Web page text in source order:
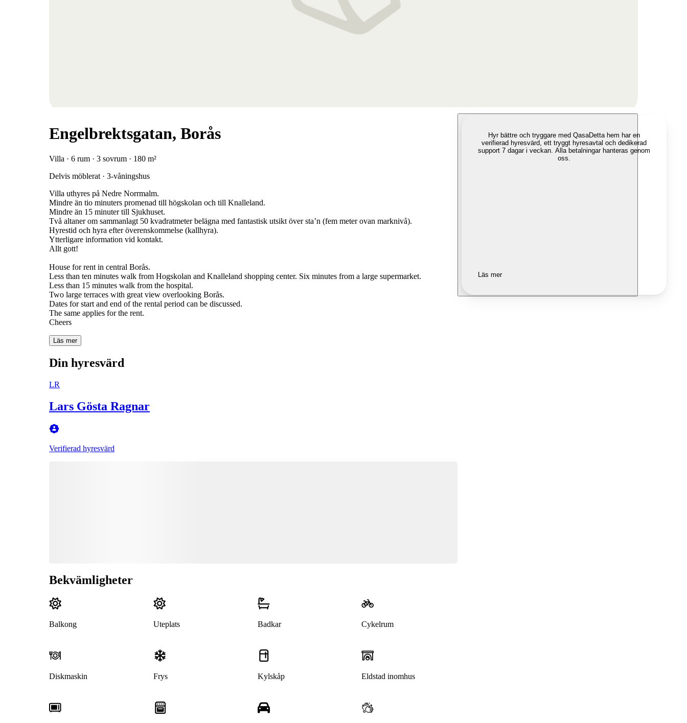
Engelbrektsgatan, Borås
Villa · 6 rum · 3 sovrum · 180 m²
Delvis möblerat · 3-våningshus
Villa uthyres på Nedre Norrmalm.
Mindre än tio minuters promenad till högskolan och till Knalleland.
Mindre än 15 minuter till Sjukhuset.
Två altaner om sammanlagt 50 kvadratmeter belägna med fantastisk utsikt över sta’n (fem meter ovan marknivå).
Hyrestid och hyra efter överenskommelse (kallhyra).
Ytterligare information vid kontakt.
Allt gott!
House for rent in central Borås.
Less than ten minutes walk from Hogskolan and Knalleland shopping center. Six minutes from a large supermarket.
Less than 15 minutes walk from the hospital.
Two large terraces with great view overlooking Borås.
Dates for start and end of the rental period can be discussed.
The same applies for the rent.
Cheers
Läs mer
Din hyresvärd
LR
Lars Gösta Ragnar
Verifierad hyresvärd
Bekvämligheter
Balkong Uteplats Badkar Cykelrum
Diskmaskin Frys Kylskåp Eldstad inomhus
Hyr bättre och tryggare med QasaDetta hem har en
verifierad hyresvärd, ett tryggt hyresavtal och dedikerad
support 7 dagar i veckan. Alla betalningar hanteras genom
oss.
Läs mer